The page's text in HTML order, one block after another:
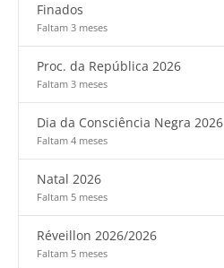
Finados
Faltam 3 meses
Proc. da República 2026
Faltam 3 meses
Dia da Consciência Negra 2026
Faltam 4 meses
Natal 2026
Faltam 5 meses
Réveillon 2026/2026
Faltam 5 meses